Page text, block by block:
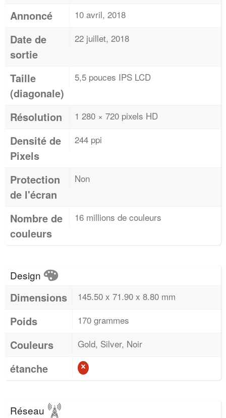
Annoncé 10 avril, 2018
Date de
sortie
22 juillet, 2018
Taille
(diagonale)
5,5 pouces IPS LCD
Résolution 1 280 × 720 pixels HD
Densité de
Pixels
244 ppi
Protection
de l'écran
Non
Nombre de
couleurs
16 millions de couleurs
Design
Dimensions 145.50 x 71.90 x 8.80 mm
Poids 170 grammes
Couleurs Gold, Silver, Noir
étanche
Réseau